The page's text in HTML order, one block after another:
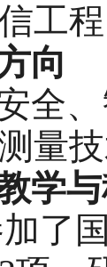
工
向
全
量
学
了